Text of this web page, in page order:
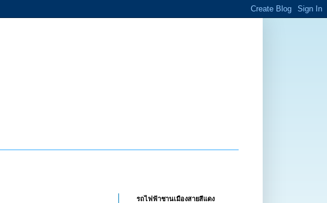
รถไฟฟ้าชานเมืองสายสีแดง